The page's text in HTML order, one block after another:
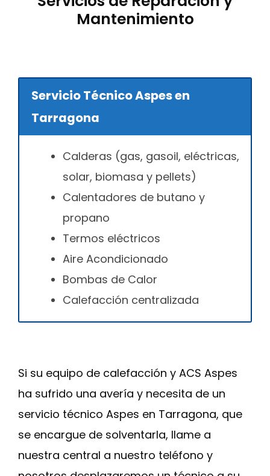
Mantenimiento
Servicio Técnico Aspes en
Tarragona
Calderas (gas, gasoil, eléctricas,
solar, biomasa y pellets)
Calentadores de butano y
propano
Termos eléctricos
Aire Acondicionado
Bombas de Calor
Calefacción centralizada
Si su equipo de calefacción y ACS Aspes
ha sufrido una avería y necesita de un
servicio técnico Aspes en Tarragona, que
se encargue de solventarla, llame a
nuestra central a nuestro teléfono y